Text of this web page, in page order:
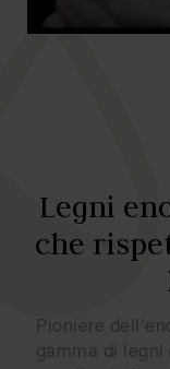
Legni
che
Pioniere
gamma di legni